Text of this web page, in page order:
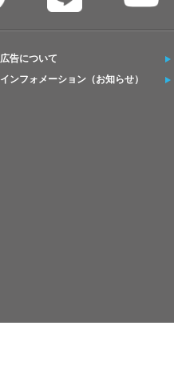
広告について
インフォメーション（お知らせ）